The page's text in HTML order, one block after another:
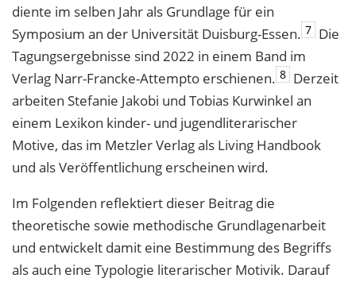
diente im selben Jahr als Grundlage für ein
Symposium an der Universität Duisburg-Essen. 7 Die
Tagungsergebnisse sind 2022 in einem Band im
Verlag Narr-Francke-Attempto erschienen. 8 Derzeit
arbeiten Stefanie Jakobi und Tobias Kurwinkel an
einem Lexikon kinder- und jugendliterarischer
Motive, das im Metzler Verlag als Living Handbook
und als Veröffentlichung erscheinen wird.
Im Folgenden reflektiert dieser Beitrag die
theoretische sowie methodische Grundlagenarbeit
und entwickelt damit eine Bestimmung des Begriffs
als auch eine Typologie literarischer Motivik. Darauf